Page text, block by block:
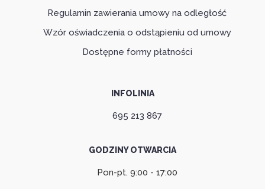
Regulamin zawierania umowy na odległość
Wzór oświadczenia o odstąpieniu od umowy
Dostępne formy płatności
INFOLINIA
695 213 867
GODZINY OTWARCIA
Pon-pt. 9:00 - 17:00